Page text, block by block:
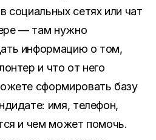
социальных сетях или чат
— там нужно
информацию о том,
и что от него
сформировать базу
: имя, телефон,
и чем может помочь.